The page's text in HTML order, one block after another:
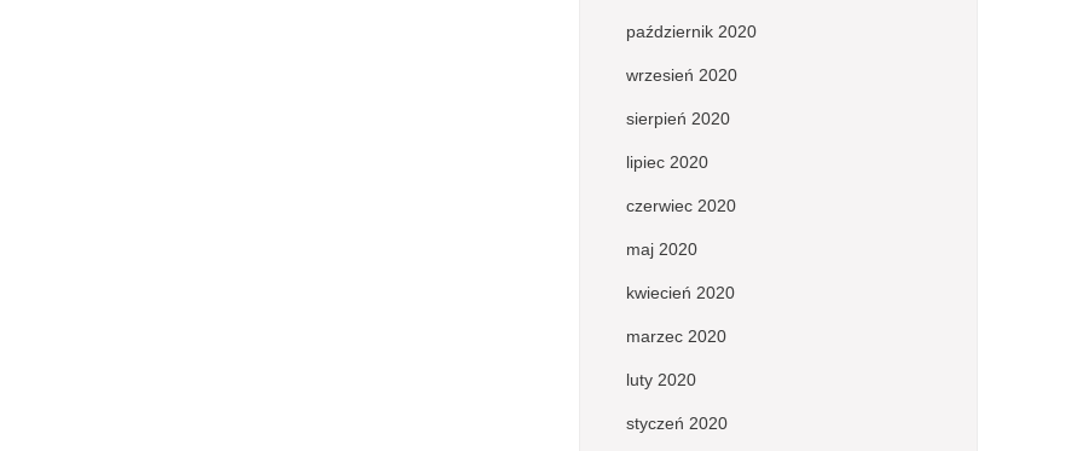
październik 2020
wrzesień 2020
sierpień 2020
lipiec 2020
czerwiec 2020
maj 2020
kwiecień 2020
marzec 2020
luty 2020
styczeń 2020